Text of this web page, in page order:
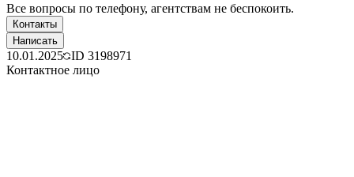
Все вопросы по телефону, агентствам не беспокоить.
Контакты
Написать
10.01.2025 ID 3198971
Контактное лицо